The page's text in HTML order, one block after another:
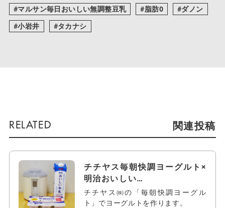
マルサン毎日おいしい無調整豆乳
脂肪0
ダノン
小岩井
タカナシ
関連投稿
チチヤス毎朝快調ヨーグルト×
明治おいしい…
チチヤス㈱の「毎朝快調ヨーグル
ト」でヨーグルトを作ります。